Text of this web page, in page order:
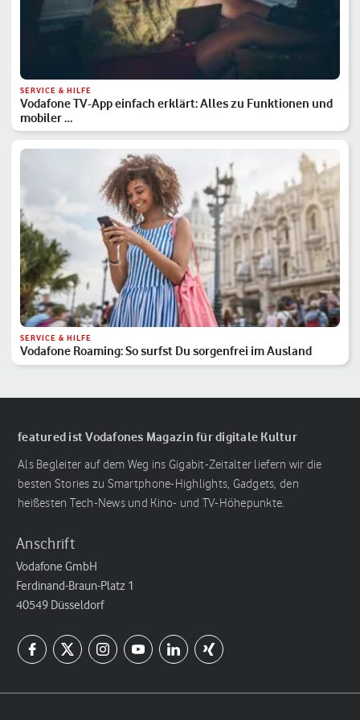
SERVICE & HILFE
Vodafone TV-App einfach erklärt: Alles zu Funktionen und
mobiler …
SERVICE & HILFE
Vodafone Roaming: So surfst Du sorgenfrei im Ausland
featured ist Vodafones Magazin für digitale Kultur
Als Begleiter auf dem Weg ins Gigabit-Zeitalter liefern wir die
besten Stories zu Smartphone-Highlights, Gadgets, den
heißesten Tech-News und Kino- und TV-Höhepunkte.
Anschrift
Vodafone GmbH
Ferdinand-Braun-Platz 1
40549 Düsseldorf